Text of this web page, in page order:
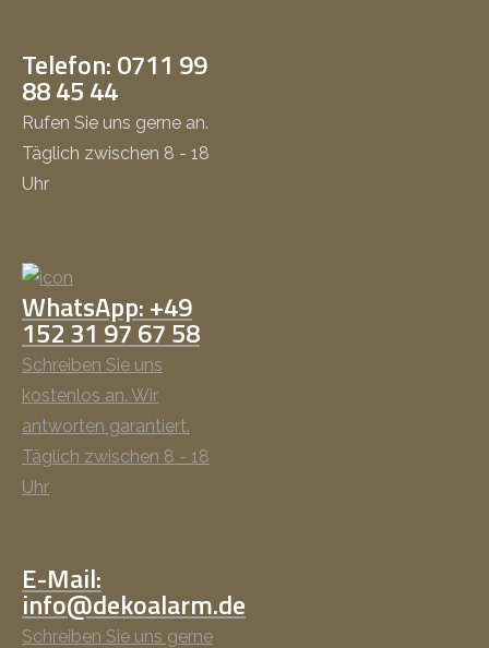
Telefon: 0711 99
88 45 44
Rufen Sie uns gerne an.
Täglich zwischen 8 - 18
Uhr
WhatsApp: +49
152 31 97 67 58
Schreiben Sie uns
kostenlos an. Wir
antworten garantiert.
Täglich zwischen 8 - 18
Uhr
E-Mail:
info@dekoalarm.de
Schreiben Sie uns gerne